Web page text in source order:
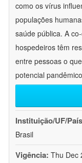
como os vírus
populações
saúde pública. A
hospedeiros têm
entre pessoas o
potencial
Instituição/UF/
Brasil
Vigência: Thu Dec